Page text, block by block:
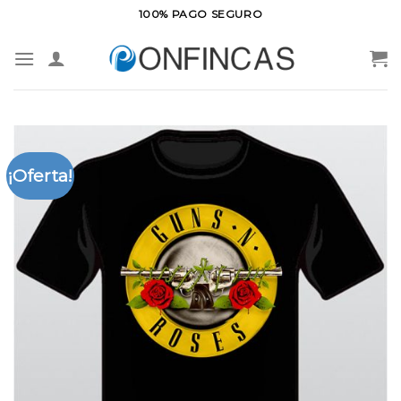
contenido
100% PAGO SEGURO
¡Oferta!